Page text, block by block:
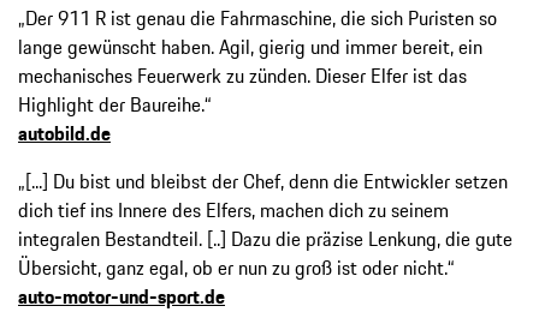
„Der 911 R ist genau die Fahrmaschine, die sich Puristen so
lange gewünscht haben. Agil, gierig und immer bereit, ein
mechanisches Feuerwerk zu zünden. Dieser Elfer ist das
Highlight der Baureihe.“
autobild.de
„[...] Du bist und bleibst der Chef, denn die Entwickler setzen
dich tief ins Innere des Elfers, machen dich zu seinem
integralen Bestandteil. [..] Dazu die präzise Lenkung, die gute
Übersicht, ganz egal, ob er nun zu groß ist oder nicht.“
auto-motor-und-sport.de